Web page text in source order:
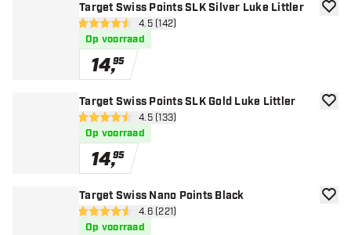
Target Swiss Points SLK Silver Luke Littler
open reviews drawer
4.5 score sterren4.5 (142)
Op voorraad
14,95
Target Swiss Points SLK Gold Luke Littler
open reviews drawer
4.5 score sterren4.5 (133)
Op voorraad
14,95
Target Swiss Nano Points Black
open reviews drawer
4.6 score sterren4.6 (221)
Op voorraad